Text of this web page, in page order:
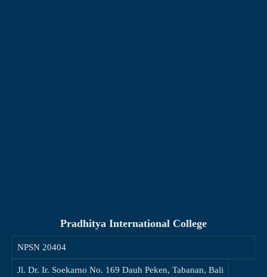
Pradhitya International College
NPSN 20404
Jl. Dr. Ir. Soekarno No. 169 Dauh Peken, Tabanan, Bali